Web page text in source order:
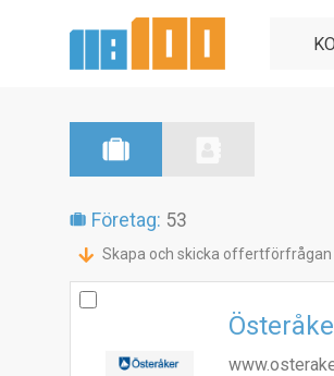
Företag: 53
Skapa och skicka